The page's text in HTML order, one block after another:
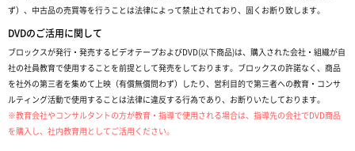
ず）、中古品の売買等を行うことは法律によって禁止されており、固くお断り致します。
DVDのご活用に関して
ブロックスが発行・発売するビデオテープおよびDVD(以下商品)は、購入された会社・組織が自
社の社員教育で使用することを前提として発売をしております。ブロックスの許諾なく、商品
を社外の第三者を集めて上映（有償無償問わず）したり、営利目的で第三者への教育・コンサ
ルティング活動で使用することは法律に違反する行為であり、お断りいたしております。
※教育会社やコンサルタントの方が教育・指導で使用される場合は、指導先の会社でDVD商品
を購入し、社内教育用としてご活用ください。